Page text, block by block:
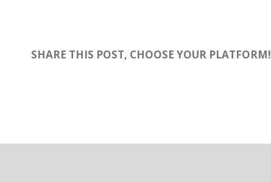
SHARE THIS POST, CHOOSE YOUR PLATFORM!